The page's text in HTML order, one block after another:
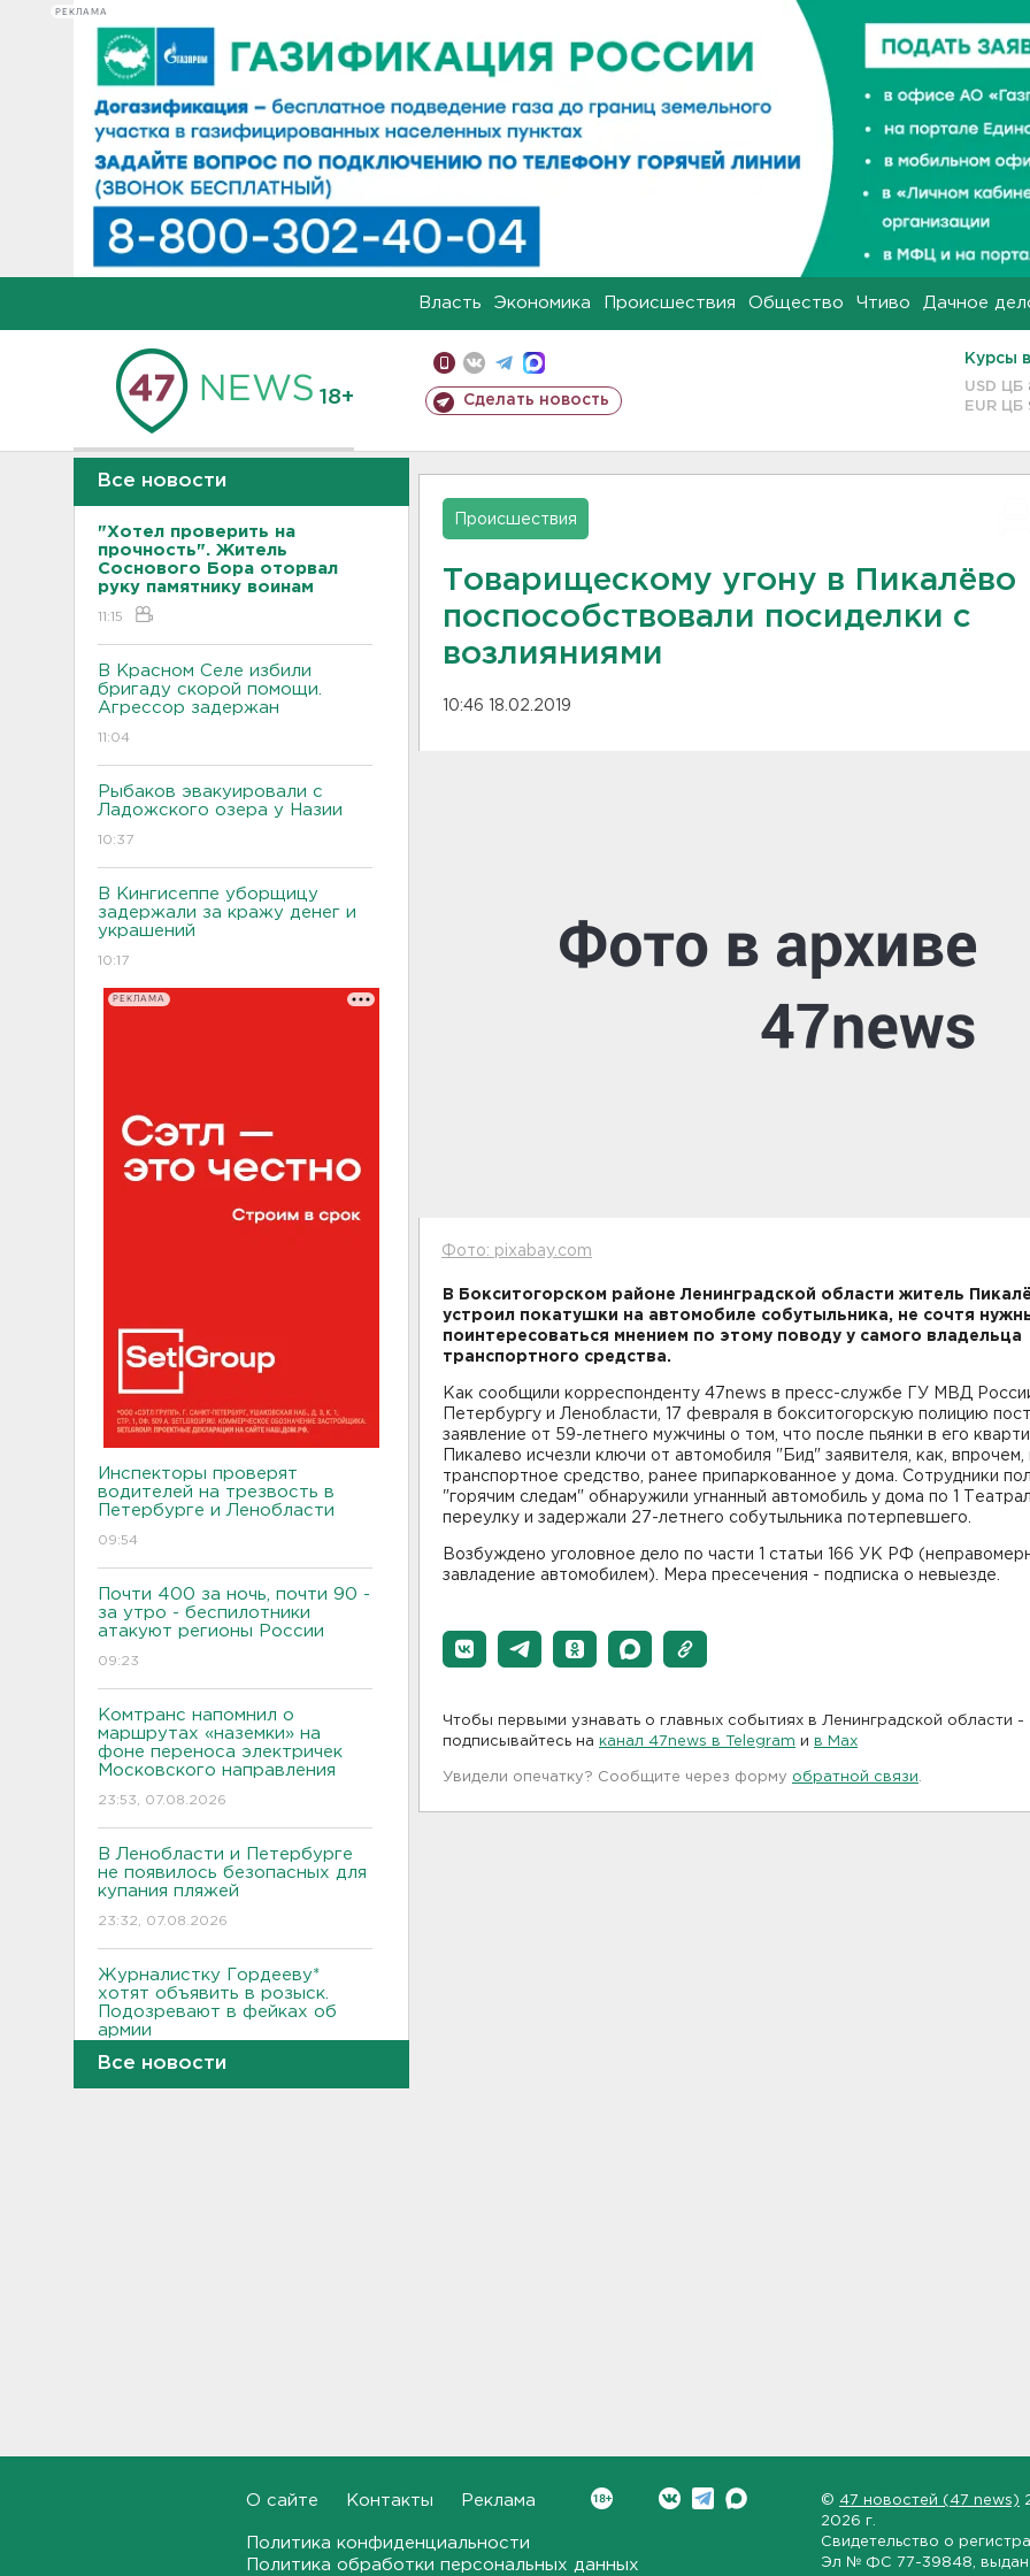
РЕКЛАМА
Власть Экономика Происшествия Общество Чтиво Дачное
18+ Сделать новость
Курсы
USD ЦБ
EUR ЦБ
Все новости
"Хотел проверить на
прочность". Житель
Соснового Бора оторвал
руку памятнику воинам
11:15
В Красном Селе избили
бригаду скорой помощи.
Агрессор задержан
11:04
Рыбаков эвакуировали с
Ладожского озера у Назии
10:37
В Кингисеппе уборщицу
задержали за кражу денег и
украшений
10:17
РЕКЛАМА
Инспекторы проверят
водителей на трезвость в
Петербурге и Ленобласти
09:54
Почти 400 за ночь, почти 90 -
за утро - беспилотники
атакуют регионы России
09:23
Комтранс напомнил о
маршрутах «наземки» на
фоне переноса электричек
Московского направления
23:53, 07.08.2026
В Ленобласти и Петербурге
не появилось безопасных для
купания пляжей
23:32, 07.08.2026
Журналистку Гордееву*
хотят объявить в розыск.
Подозревают в фейках об
армии
22:54, 07.08.2026
необходимых в России
Жители Ленобласти могут
воспользоваться 110
Все новости
Происшествия
Товарищескому угону в Пикалёво
поспособствовали посиделки с
возлияниями
10:46 18.02.2019
Фото: pixabay.com
В Бокситогорском районе Ленинградской области житель
устроил покатушки на автомобиле собутыльника, не сочтя
поинтересоваться мнением по этому поводу у самого владельца
транспортного средства.
Как сообщили корреспонденту 47news в пресс-службе ГУ МВД
Петербургу и Ленобласти, 17 февраля в бокситогорскую полицию
заявление от 59-летнего мужчины о том, что после пьянки в его
Пикалево исчезли ключи от автомобиля "Бид" заявителя, как, впрочем,
транспортное средство, ранее припаркованное у дома. Сотрудники
"горячим следам" обнаружили угнанный автомобиль у дома по 1
переулку и задержали 27-летнего собутыльника потерпевшего.
Возбуждено уголовное дело по части 1 статьи 166 УК РФ
завладение автомобилем). Мера пресечения - подписка о невыезде.
Чтобы первыми узнавать о главных событиях в Ленинградской области -
подписывайтесь на канал 47news в Telegram и в Maх
Увидели опечатку? Сообщите через форму обратной связи
О сайте Контакты Реклама
Политика конфиденциальности
Политика обработки персональных данных
© 47 новостей (47 news)
2026 г.
Свидетельство о
Эл № ФС 77-39848 ,